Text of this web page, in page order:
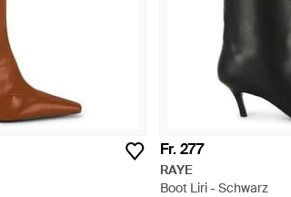
Fr. 277
RAYE
Boot Liri - Schwarz